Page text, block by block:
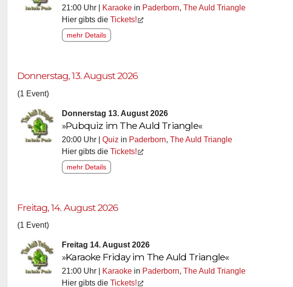
21:00 Uhr | Karaoke in Paderborn, The Auld Triangle
Hier gibts die Tickets!
mehr Details
Donnerstag, 13. August 2026
(1 Event)
Donnerstag 13. August 2026
»Pubquiz im The Auld Triangle«
20:00 Uhr | Quiz in Paderborn, The Auld Triangle
Hier gibts die Tickets!
mehr Details
Freitag, 14. August 2026
(1 Event)
Freitag 14. August 2026
»Karaoke Friday im The Auld Triangle«
21:00 Uhr | Karaoke in Paderborn, The Auld Triangle
Hier gibts die Tickets!